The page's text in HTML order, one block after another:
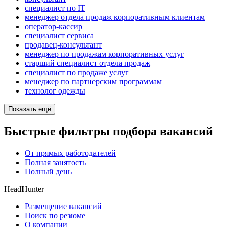
специалист по IT
менеджер отдела продаж корпоративным клиентам
оператор-кассир
специалист сервиса
продавец-консультант
менеджер по продажам корпоративных услуг
старший специалист отдела продаж
специалист по продаже услуг
менеджер по партнерским программам
технолог одежды
Показать ещё
Быстрые фильтры подбора вакансий
От прямых работодателей
Полная занятость
Полный день
HeadHunter
Размещение вакансий
Поиск по резюме
О компании